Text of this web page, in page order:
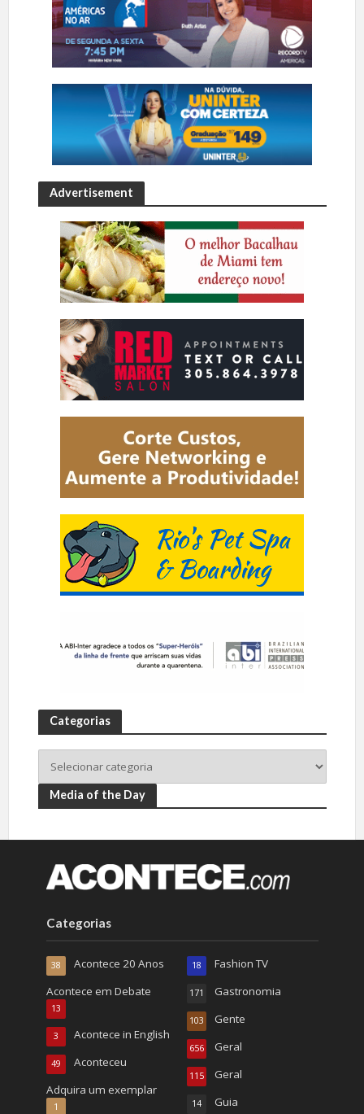
Advertisement
Categorias
Media of the Day
Categorias
Acontece 20 Anos
38
Acontece em Debate
13
Acontece in English
3
Aconteceu
49
Adquira um exemplar
1
Fashion TV
18
Gastronomia
171
Gente
103
Geral
656
Geral
115
Guia
14